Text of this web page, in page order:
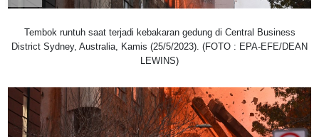
Tembok runtuh saat terjadi kebakaran gedung di Central Business
District Sydney, Australia, Kamis (25/5/2023). (FOTO : EPA-EFE/DEAN
LEWINS)